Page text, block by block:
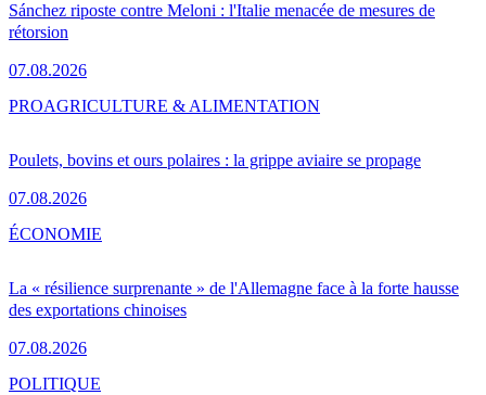
Sánchez riposte contre Meloni : l'Italie menacée de mesures de
rétorsion
07.08.2026
Poulets, bovins et ours polaires : la grippe aviaire se propage
07.08.2026
PROAGRICULTURE & ALIMENTATION
La « résilience surprenante » de l'Allemagne face à la forte hausse
des exportations chinoises
07.08.2026
ÉCONOMIE
POLITIQUE